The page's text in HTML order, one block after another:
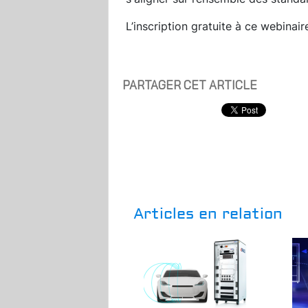
L’inscription gratuite à ce
PARTAGER CET ARTICLE
Articles en relation